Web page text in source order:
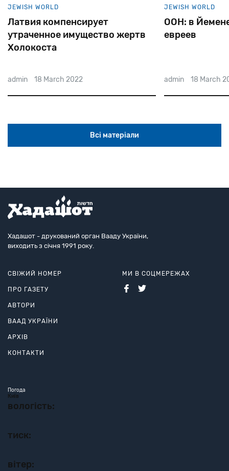
JEWISH WORLD
ООН: в Йемене осталось 7
евреев
admin 18 March 2022
JEWISH
Сын
admin
Всі матеріали
Хадашот - друкований орган Вааду України,
виходить з січня 1991 року.
СВІЖИЙ НОМЕР
ПРО ГАЗЕТУ
АВТОРИ
ВААД УКРАЇНИ
АРХІВ
КОНТАКТИ
МИ В СОЦМЕРЕЖАХ
Погода
Київ
вологість:
тиск:
вітер: